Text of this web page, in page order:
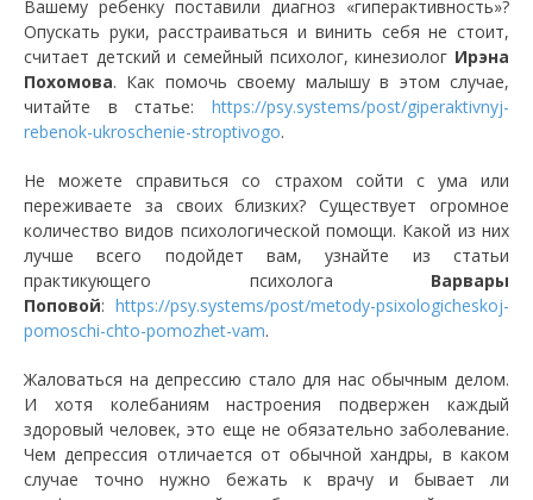
Вашему ребенку поставили диагноз «гиперактивность»?
Опускать руки, расстраиваться и винить себя не стоит,
считает детский и семейный психолог, кинезиолог Ирэна
Похомова. Как помочь своему малышу в этом случае,
читайте в статье: https://psy.systems/post/giperaktivnyj-
rebenok-ukroschenie-stroptivogo.
Не можете справиться со страхом сойти с ума или
переживаете за своих близких? Существует огромное
количество видов психологической помощи. Какой из них
лучше всего подойдет вам, узнайте из статьи
практикующего психолога Варвары
Поповой: https://psy.systems/post/metody-psixologicheskoj-
pomoschi-chto-pomozhet-vam.
Жаловаться на депрессию стало для нас обычным делом.
И хотя колебаниям настроения подвержен каждый
здоровый человек, это еще не обязательно заболевание.
Чем депрессия отличается от обычной хандры, в каком
случае точно нужно бежать к врачу и бывает ли